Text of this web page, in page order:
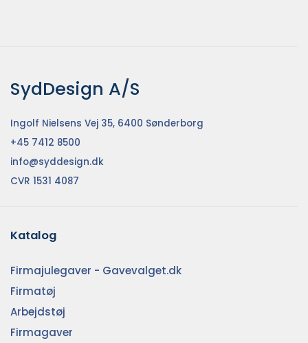
SydDesign A/S
Ingolf Nielsens Vej 35, 6400 Sønderborg
+45 7412 8500
info@syddesign.dk
CVR 1531 4087
Katalog
Firmajulegaver - Gavevalget.dk
Firmatøj
Arbejdstøj
Firmagaver